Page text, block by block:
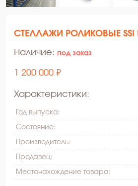
СТЕЛЛАЖИ РОЛИКОВЫЕ SSI
Наличие: под заказ
1 200 000 ₽
Характеристики:
Год выпуска:
Состояние:
Производитель:
Продавец:
Местонахождение товара: